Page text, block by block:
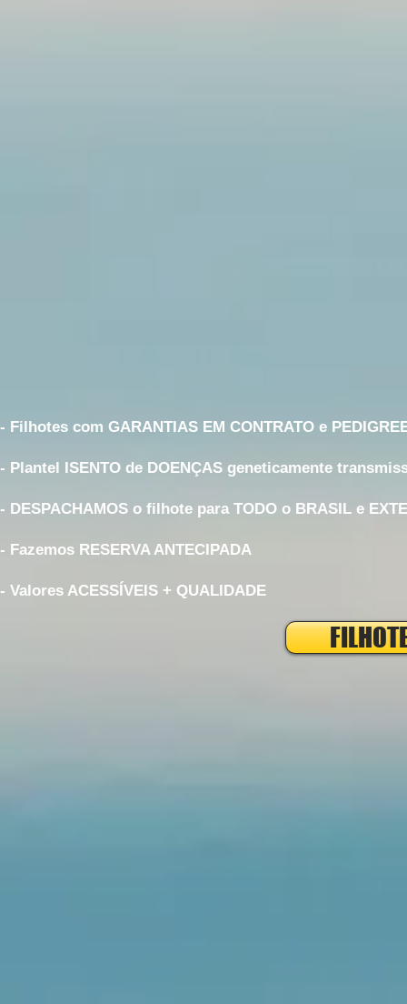
- Filhotes com GARANTIAS EM CONTRATO e
- Plantel ISENTO de DOENÇAS geneticamente
- DESPACHAMOS o filhote para TODO o BRASIL e
- Fazemos RESERVA ANTECIPADA
- Valores ACESSÍVEIS + QUALIDADE